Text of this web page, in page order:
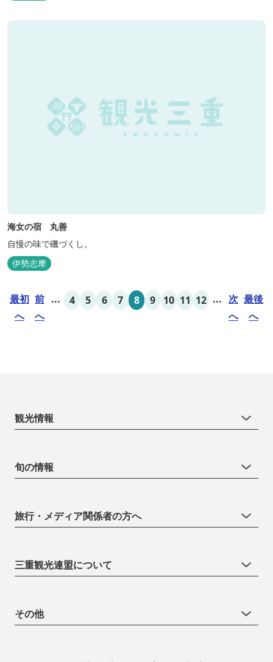
海女の宿 丸善
自慢の味で磯づくし。
伊勢志摩
最初
へ
前
へ
... 4 5 6 7 8 9 10 11 12 ... 次
へ
最後
へ
観光情報
旬の情報
旅行・メディア関係者の方へ
三重観光連盟について
その他